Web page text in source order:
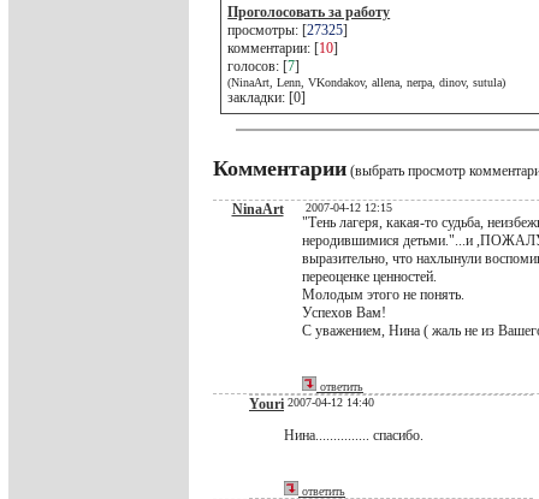
Проголосовать за работу
просмотры: [27325]
комментарии: [10]
голосов: [7]
(NinaArt, Lenn, VKondakov, allena, nerpa, dinov, sutula)
закладки: [0]
Комментарии (выбрать просмотр
NinaArt 2007-04-12 12:15
"Тень лагеря, какая-то судьба,
неродившимися детьми."...и
выразительно, что нахлынули
переоценке ценностей.
Молодым этого не понять.
Успехов Вам!
С уважением, Нина ( жаль не из
ответить
Youri 2007-04-12 14:40
Нина............... спасибо.
ответить